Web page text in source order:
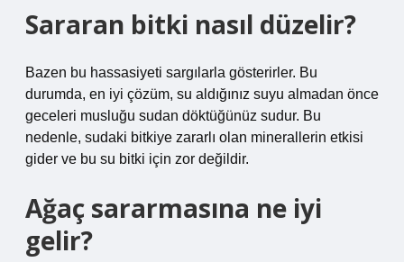
Sararan bitki nasıl düzelir?
Bazen bu hassasiyeti sargılarla gösterirler. Bu
durumda, en iyi çözüm, su aldığınız suyu almadan önce
geceleri musluğu sudan döktüğünüz sudur. Bu
nedenle, sudaki bitkiye zararlı olan minerallerin etkisi
gider ve bu su bitki için zor değildir.
Ağaç sararmasına ne iyi
gelir?